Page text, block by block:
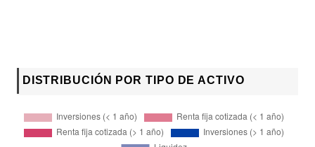
DISTRIBUCIÓN POR TIPO DE ACTIVO